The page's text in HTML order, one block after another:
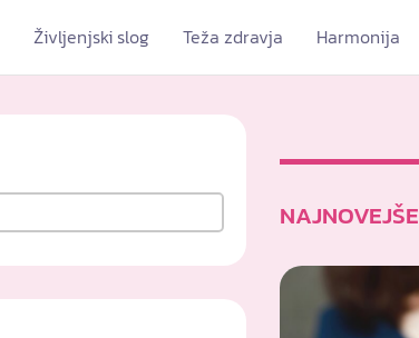
Življenjski slog Teža zdravja Harmonija
NAJNOVEJŠE